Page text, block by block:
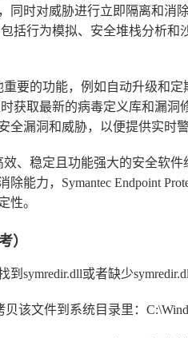
时对威胁进行立即隔离和消除
括行为模拟、安全堆栈分析
重要的功能，例如自动升级和定
时获取最新的病毒定义库和漏
全漏洞和威胁，以便提供实时
效、稳定且功能强大的安全软
能力，Symantec Endpoint
性。
）
symredir.dll或者缺少
该文件到系统目录里：